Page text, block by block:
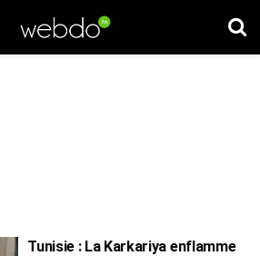
Tunisie : La Karkariya enflamme